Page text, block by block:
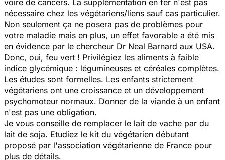
nécessaire chez les végétariens/liens sauf cas particulier.
Non seulement ça ne posera pas de problèmes pour
votre maladie mais en plus, un effet favorable a été mis
en évidence par le chercheur Dr Neal Barnard aux USA.
Donc, oui, feu vert ! Privilégiez les aliments à faible
indice glycémique : légumineuses et céréales complètes.
Les études sont formelles. Les enfants strictement
végétariens ont une croissance et un développement
psychomoteur normaux. Donner de la viande à un enfant
n'est pas une obligation.
Je vous conseille de remplacer le lait de vache par du
lait de soja. Etudiez le kit du végétarien débutant
proposé par l'association végétarienne de France pour
plus de détails.